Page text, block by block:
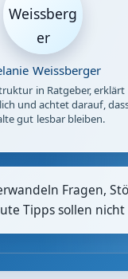
Weissberger
in Ratgeber, erklärt
und achtet darauf,
gut lesbar bleiben.
Fragen,
Tipps sollen